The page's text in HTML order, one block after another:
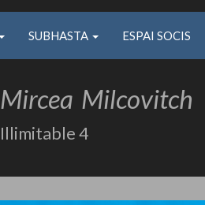
SUBHASTA ESPAI SOCIS
Mircea Milcovitch
Illimitable 4